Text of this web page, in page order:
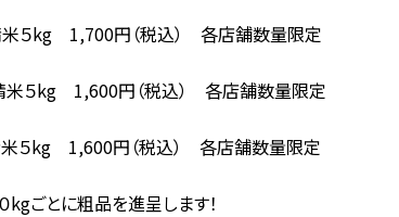
kg 1,700円（税込） 各店舗数量限定
kg 1,600円（税込） 各店舗数量限定
kg 1,600円（税込） 各店舗数量限定
ごとに粗品を進呈します！